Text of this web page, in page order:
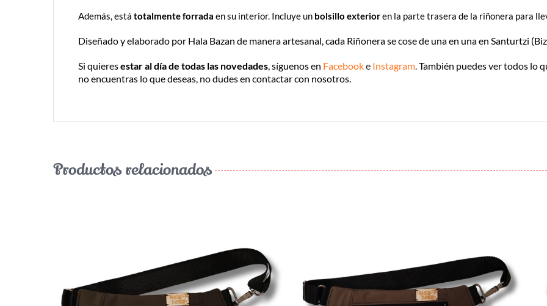
Además, está totalmente forrada en su interior. Incluye un bolsillo exterioren la parte trasera de la riñonera para
Diseñado y elaborado por Hala Bazan de manera artesanal, cada Riñonera se cose de una en una en Santurtzi
Si quieresestar al día de todas las novedades, síguenos en Facebooke Instagram.También puedes ver todos lo
no encuentras lo que deseas, no dudes en contactar con nosotros.
Productos relacionados